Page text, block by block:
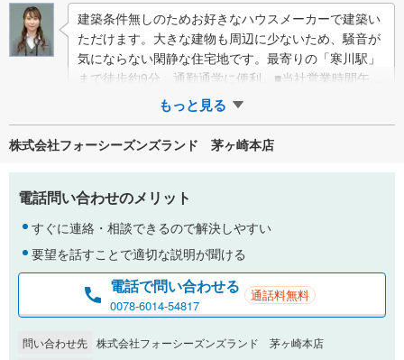
建築条件無しのためお好きなハウスメーカーで建築い
ただけます。大きな建物も周辺に少ないため、騒音が
気にならない閑静な住宅地です。最寄りの「寒川駅」
まで徒歩約9分、通勤通学に便利。■当社営業時間午前
9時30分～午後8時（定休日:毎週水…
もっと見る
株式会社フォーシーズンズランド 茅ヶ崎本店
電話問い合わせのメリット
すぐに連絡・相談できるので解決しやすい
要望を話すことで適切な説明が聞ける
電話で問い合わせる
0078-6014-54817
通話料無料
問い合わせ先 株式会社フォーシーズンズランド 茅ヶ崎本店